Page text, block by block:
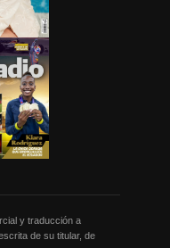
y traducción a
de su titular, de